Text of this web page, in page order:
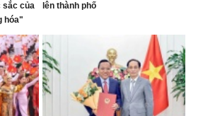
sắc của
hóa"
lên thành phố